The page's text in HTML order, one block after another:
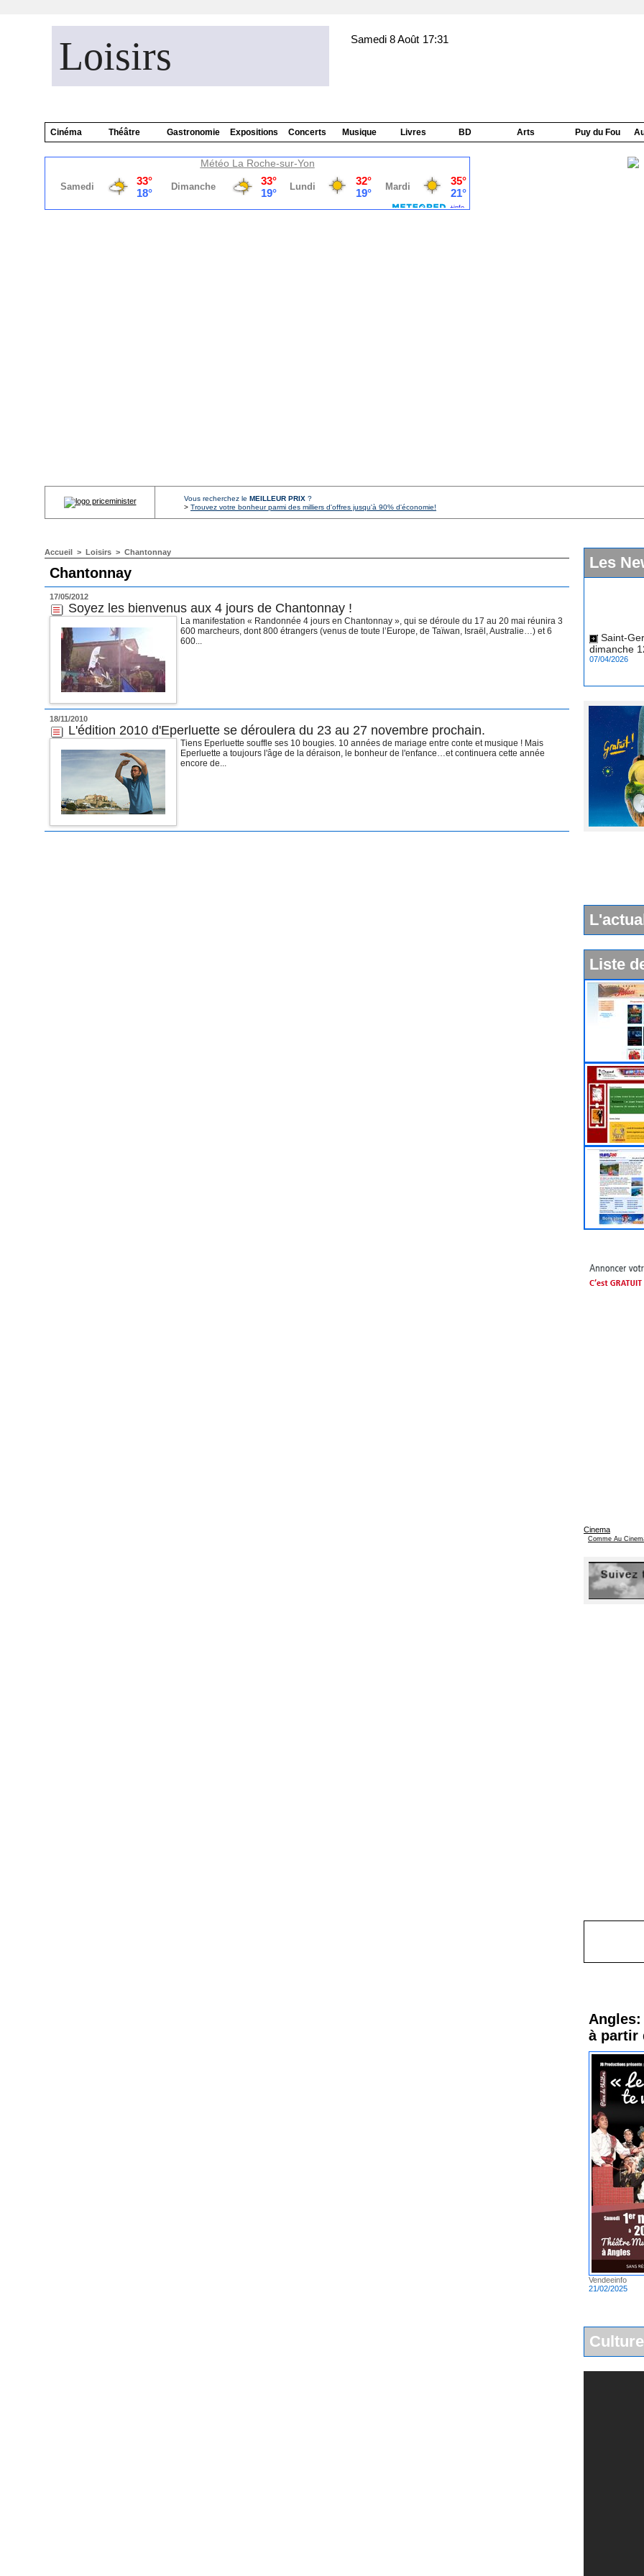
Loisirs Samedi 8 Août 17:31
Cinéma Théâtre Gastronomie Expositions Concerts Musique Livres BD Arts Puy du Fou
Météo La Roche-sur-Yon
Vous recherchez le MEILLEUR PRIX ?
> Trouvez votre bonheur parmi des milliers d'offres jusqu'à 90% d'économie!
Accueil > Loisirs > Chantonnay
Chantonnay
17/05/2012
Soyez les bienvenus aux 4 jours de Chantonnay !
La manifestation « Randonnée 4 jours en Chantonnay », qui se déroule du 17 au 20 mai réunira 3
600 marcheurs, dont 800 étrangers (venus de toute l’Europe, de Taïwan, Israël, Australie…) et 6
600...
18/11/2010
L'édition 2010 d'Eperluette se déroulera du 23 au 27 novembre prochain.
Tiens Eperluette souffle ses 10 bougies. 10 années de mariage entre conte et musique ! Mais
Eperluette a toujours l'âge de la déraison, le bonheur de l'enfance…et continuera cette année
encore de...
Les
dimanche
07/04/2026
Liste
Cinema
Comme Au
à partir
Vendeeinfo
21/02/2025